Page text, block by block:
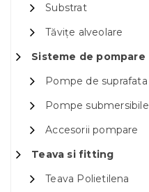
Substrat
Tăvițe alveolare
Sisteme de pompare
Pompe de suprafata
Pompe submersibile
Accesorii pompare
Teava si fitting
Teava Polietilena